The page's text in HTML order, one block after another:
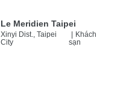
Le Meridien Taipei
Xinyi Dist., Taipei
City
| Khách
sạn